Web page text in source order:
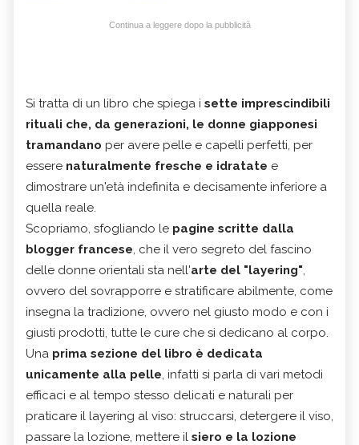
Continua a leggere dopo la pubblicità
Si tratta di un libro che spiega i sette imprescindibili
rituali che, da generazioni, le donne giapponesi
tramandano per avere pelle e capelli perfetti, per
essere naturalmente fresche e idratate e
dimostrare un'età indefinita e decisamente inferiore a
quella reale.
Scopriamo, sfogliando le pagine scritte dalla
blogger francese, che il vero segreto del fascino
delle donne orientali sta nell'arte del "layering",
ovvero del sovrapporre e stratificare abilmente, come
insegna la tradizione, ovvero nel giusto modo e con i
giusti prodotti, tutte le cure che si dedicano al corpo.
Una prima sezione del libro è dedicata
unicamente alla pelle, infatti si parla di vari metodi
efficaci e al tempo stesso delicati e naturali per
praticare il layering al viso: struccarsi, detergere il viso,
passare la lozione, mettere il siero e la lozione